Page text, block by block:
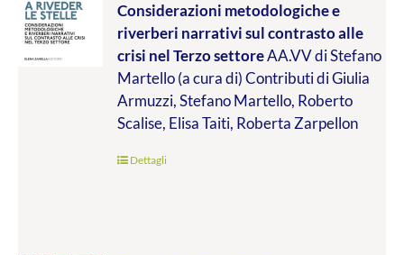
prezzo:
da
€9.99
a
€19.00
Considerazioni metodologiche e
riverberi narrativi sul contrasto alle
crisi nel Terzo settoreAA.VV di Stefano
Martello (a cura di) Contributi di Giulia
Armuzzi, Stefano Martello, Roberto
Scalise, Elisa Taiti, Roberta Zarpellon
Dettagli